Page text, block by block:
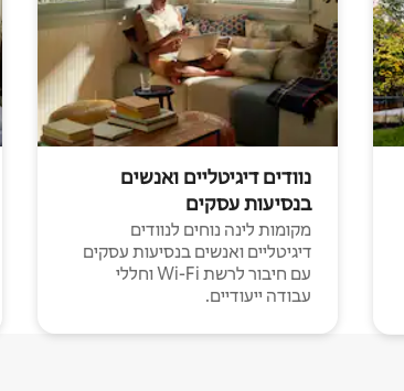
נוודים דיגיטליים ואנשים
בנסיעות עסקים
מקומות לינה נוחים לנוודים
דיגיטליים ואנשים בנסיעות עסקים
עם חיבור לרשת Wi-Fi וחללי
עבודה ייעודיים.